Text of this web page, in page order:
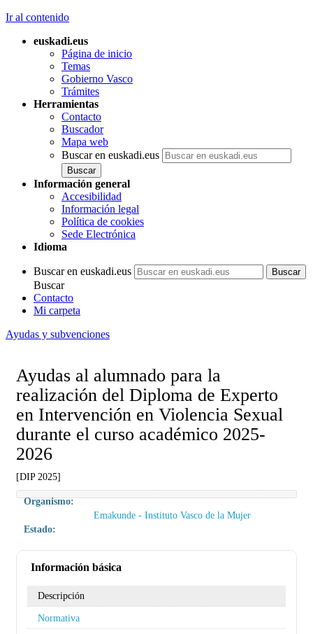
Ir al contenido
euskadi.eus
Página de inicio
Temas
Gobierno Vasco
Trámites
Herramientas
Contacto
Buscador
Mapa web
Buscar en euskadi.eus
Información general
Accesibilidad
Información legal
Política de cookies
Sede Electrónica
Idioma
Buscar en euskadi.eus
Buscar
Contacto
Mi carpeta
Ayudas y subvenciones
Ayudas al alumnado para la
realización del Diploma de Experto
en Intervención en Violencia Sexual
durante el curso académico 2025-
2026
[DIP 2025]
Organismo:
Emakunde - Instituto Vasco de la Mujer
Estado:
Información básica
Descripción
Normativa